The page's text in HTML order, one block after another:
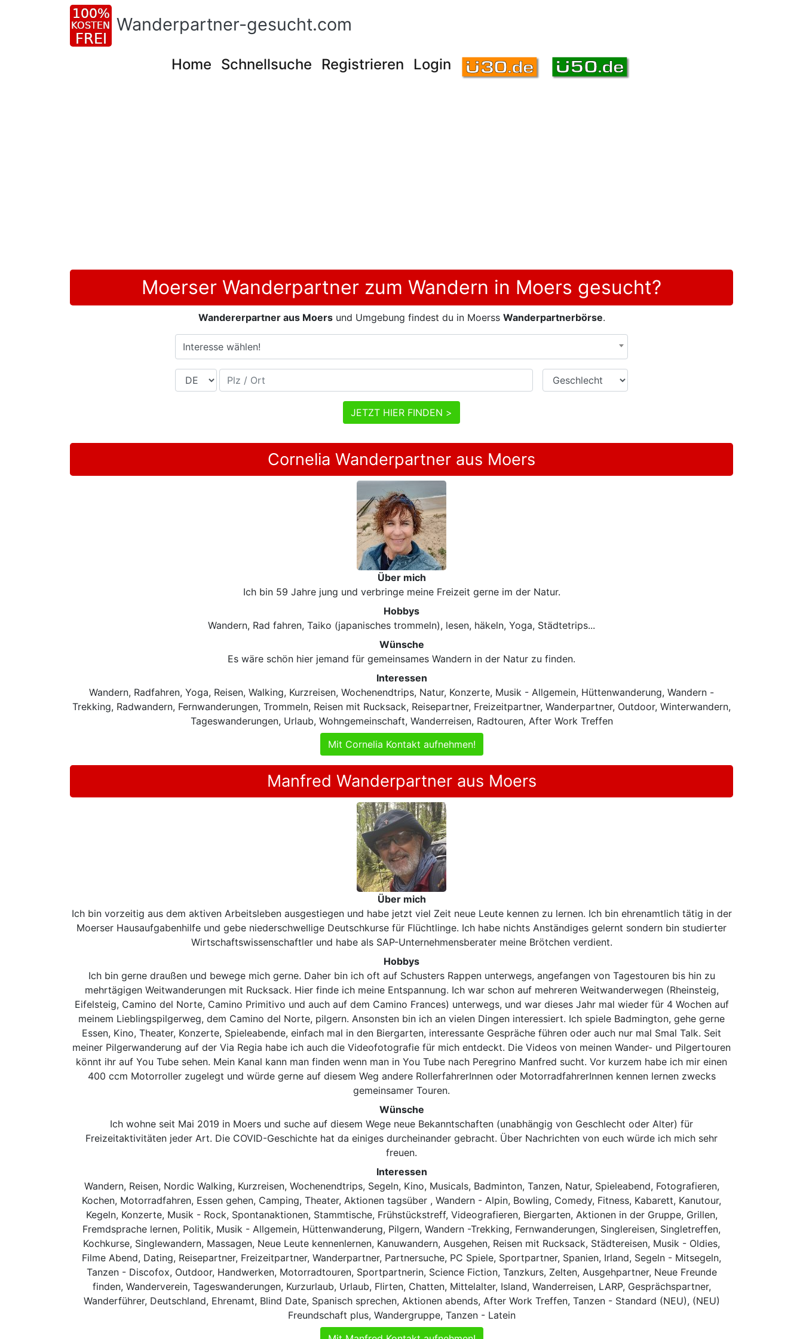
Wanderpartner-gesucht.com
Home Schnellsuche Registrieren Login
Moerser Wanderpartner zum Wandern in Moers gesucht?
Wandererpartner aus Moersund Umgebung findest du in Moerss Wanderpartnerbörse.
Interesse wählen!
Land Plz / Ort Geschlecht
JETZT HIER FINDEN >
Cornelia Wanderpartner aus Moers
Über mich
Ich bin 59 Jahre jung und verbringe meine Freizeit gerne im der Natur.
Hobbys
Wandern, Rad fahren, Taiko (japanisches trommeln), lesen, häkeln, Yoga, Städtetrips...
Wünsche
Es wäre schön hier jemand für gemeinsames Wandern in der Natur zu finden.
Interessen
Wandern, Radfahren, Yoga, Reisen, Walking, Kurzreisen, Wochenendtrips, Natur, Konzerte, Musik - Allgemein, Hüttenwanderung, Wandern -
Trekking, Radwandern, Fernwanderungen, Trommeln, Reisen mit Rucksack, Reisepartner, Freizeitpartner, Wanderpartner, Outdoor, Winterwandern,
Tageswanderungen, Urlaub, Wohngemeinschaft, Wanderreisen, Radtouren, After Work Treffen
Mit Cornelia Kontakt aufnehmen!
Manfred Wanderpartner aus Moers
Über mich
Ich bin vorzeitig aus dem aktiven Arbeitsleben ausgestiegen und habe jetzt viel Zeit neue Leute kennen zu lernen. Ich bin ehrenamtlich tätig in der
Moerser Hausaufgabenhilfe und gebe niederschwellige Deutschkurse für Flüchtlinge. Ich habe nichts Anständiges gelernt sondern bin studierter
Wirtschaftswissenschaftler und habe als SAP-Unternehmensberater meine Brötchen verdient.
Hobbys
Ich bin gerne draußen und bewege mich gerne. Daher bin ich oft auf Schusters Rappen unterwegs, angefangen von Tagestouren bis hin zu
mehrtägigen Weitwanderungen mit Rucksack. Hier finde ich meine Entspannung. Ich war schon auf mehreren Weitwanderwegen (Rheinsteig,
Eifelsteig, Camino del Norte, Camino Primitivo und auch auf dem Camino Frances) unterwegs, und war dieses Jahr mal wieder für 4 Wochen auf
meinem Lieblingspilgerweg, dem Camino del Norte, pilgern. Ansonsten bin ich an vielen Dingen interessiert. Ich spiele Badmington, gehe gerne
Essen, Kino, Theater, Konzerte, Spieleabende, einfach mal in den Biergarten, interessante Gespräche führen oder auch nur mal Smal Talk. Seit
meiner Pilgerwanderung auf der Via Regia habe ich auch die Videofotografie für mich entdeckt. Die Videos von meinen Wander- und Pilgertouren
könnt ihr auf You Tube sehen. Mein Kanal kann man finden wenn man in You Tube nach Peregrino Manfred sucht. Vor kurzem habe ich mir einen
400 ccm Motorroller zugelegt und würde gerne auf diesem Weg andere RollerfahrerInnen oder MotorradfahrerInnen kennen lernen zwecks
gemeinsamer Touren.
Wünsche
Ich wohne seit Mai 2019 in Moers und suche auf diesem Wege neue Bekanntschaften (unabhängig von Geschlecht oder Alter) für
Freizeitaktivitäten jeder Art. Die COVID-Geschichte hat da einiges durcheinander gebracht. Über Nachrichten von euch würde ich mich sehr
freuen.
Interessen
Wandern, Reisen, Nordic Walking, Kurzreisen, Wochenendtrips, Segeln, Kino, Musicals, Badminton, Tanzen, Natur, Spieleabend, Fotografieren,
Kochen, Motorradfahren, Essen gehen, Camping, Theater, Aktionen tagsüber , Wandern - Alpin, Bowling, Comedy, Fitness, Kabarett, Kanutour,
Kegeln, Konzerte, Musik - Rock, Spontanaktionen, Stammtische, Frühstückstreff, Videografieren, Biergarten, Aktionen in der Gruppe, Grillen,
Fremdsprache lernen, Politik, Musik - Allgemein, Hüttenwanderung, Pilgern, Wandern -Trekking, Fernwanderungen, Singlereisen, Singletreffen,
Kochkurse, Singlewandern, Massagen, Neue Leute kennenlernen, Kanuwandern, Ausgehen, Reisen mit Rucksack, Städtereisen, Musik - Oldies,
Filme Abend, Dating, Reisepartner, Freizeitpartner, Wanderpartner, Partnersuche, PC Spiele, Sportpartner, Spanien, Irland, Segeln - Mitsegeln,
Tanzen - Discofox, Outdoor, Handwerken, Motorradtouren, Sportpartnerin, Science Fiction, Tanzkurs, Zelten, Ausgehpartner, Neue Freunde
finden, Wanderverein, Tageswanderungen, Kurzurlaub, Urlaub, Flirten, Chatten, Mittelalter, Island, Wanderreisen, LARP, Gesprächspartner,
Wanderführer, Deutschland, Ehrenamt, Blind Date, Spanisch sprechen, Aktionen abends, After Work Treffen, Tanzen - Standard (NEU), (NEU)
Freundschaft plus, Wandergruppe, Tanzen - Latein